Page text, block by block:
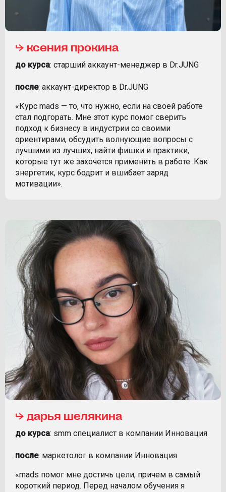
⮡ ксения прокина
до курса: старший аккаунт-менеджер в Dr.JUNG
после: аккаунт-директор в Dr.JUNG
«Курс mads — то, что нужно, если на своей работе
стал подгорать. Мне этот курс помог сверить
подход к бизнесу в индустрии со своими
ориентирами, обсудить волнующие вопросы с
лучшими из лучших, найти фишки и практики,
которые тут же захочется применить в работе. Как
энергетик, курс бодрит и вшибает заряд
мотивации».
⮡ дарья шелякина
до курса: smm специалист в компании Инновация
после: маркетолог в компании Инновация
«mads помог мне достичь цели, причем в самый
короткий период. Перед началом обучения я